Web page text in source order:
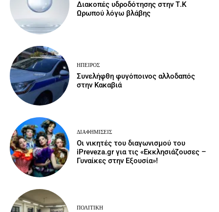
Διακοπές υδροδότησης στην Τ.Κ
Ωρωπού λόγω βλάβης
ΉΠΕΙΡΟΣ
Συνελήφθη φυγόποινος αλλοδαπός
στην Κακαβιά
ΔΙΑΦΗΜΊΣΕΙΣ
Οι νικητές του διαγωνισμού του
iPreveza.gr για τις «Εκκλησιάζουσες –
Γυναίκες στην Εξουσία»!
ΠΟΛΙΤΙΚΉ